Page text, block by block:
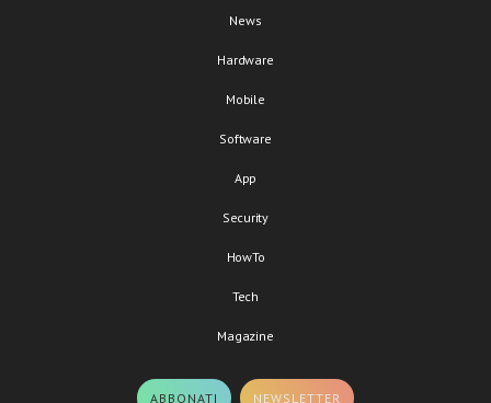
News
Hardware
Mobile
Software
App
Security
HowTo
Tech
Magazine
ABBONATI NEWSLETTER